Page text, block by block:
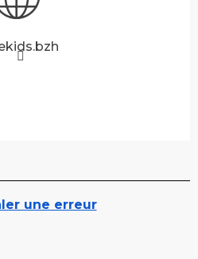
une erreur